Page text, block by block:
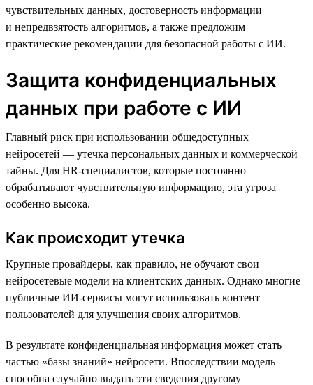
чувствительных данных, достоверность информации
и непредвзятость алгоритмов, а также предложим
практические рекомендации для безопасной работы с ИИ.
Защита конфиденциальных
данных при работе с ИИ
Главный риск при использовании общедоступных
нейросетей — утечка персональных данных и коммерческой
тайны. Для HR-специалистов, которые постоянно
обрабатывают чувствительную информацию, эта угроза
особенно высока.
Как происходит утечка
Крупные провайдеры, как правило, не обучают свои
нейросетевые модели на клиентских данных. Однако многие
публичные ИИ-сервисы могут использовать контент
пользователей для улучшения своих алгоритмов.
В результате конфиденциальная информация может стать
частью «базы знаний» нейросети. Впоследствии модель
способна случайно выдать эти сведения другому